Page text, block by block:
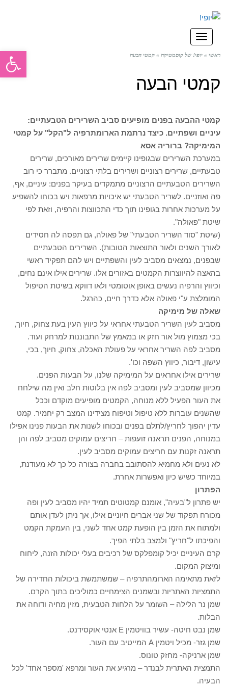
תפריט
ראשי » יופי! של קוסמטיקה » קמטי הבעה
קמטי הבעה
קמטי ההבעה בפנים מופיעים סביב השרירים הטבעתיים:
עיניים ושפתיים. כיצד נרתמת הארומתרפיה ל"הקל" על קמטי
המימיקה? ברוריה אסא
במערכת השרירים שבגופינו קיימים שרירים מאורכים, שרירים
טבעתיים, שרירים רצוניים ושרירים בלתי רצוניים. מתברר כי רוב
השרירים הטבעתיים הרצוניים מתמקדים בעיקר בפנים: עיניים, אף,
פה ואוזניים. לשריר הטבעתי יש איכויות מרפאות ויש בכוחו להשפיע
על מערכות אחרות בגופינו תוך כדי התכווצות והרפיה, וזאת לפי
שיטת "פאולה".
(שיטת "סוד השריר הטבעתי" של פאולה, גם תפסה לה חסידים
לאורך השנים ולאור התוצאות הטובות). השרירים הטבעתיים
שבפנים, נמצאים מסביב לעין והשפתיים ויש להם תפקיד ראשי
בהאצה להיווצרות הקמטים באזורים אלו. שרירים אילו אינם נחים,
וכיווץ והרפיה נעשים באופן אוטומטי ולאו דווקא בשיטת הטיפול
המומלצת ע"י פאולה אלא כדרך חיים, כהרגל.
שאלה של מימיקה
מסביב לעין השריר הטבעתי אחראי על כיווץ העין בעת צחוק, חיוך,
בכי מצמוץ מול אור חזק או במאמץ של התבוננות למרחק ועוד.
מסביב לפה השריר אחראי על פעולת האכלה, צחוק, חיוך, בכי,
עישון, דיבור, כיווץ השפה וכו'.
שרירים אילו אחראים על המימיקה שלנו, על הבעות הפנים.
מכיוון שמסביב לעין ומסביב לפה אין בלוטות חלב ואין מה שילחח
את העור הפעיל ללא מנוחה, הקמטים מופיעים מוקדם וככל
שהשנים עוברות ללא טיפול וטיפוח מצידינו המצב רק יחמיר. קמט
עדין יהפוך לחריץ/לתלם בפנים ובכוחו לשנות את הבעות פנינו אפילו
במנוחה, הפנים תראנה זועפות – חריצים עמוקים מסביב לפה והן
תראנה זקנות עם חריצים עמוקים מסביב לעין.
לא נעים ולא מחמיא להסתובב בחברה בצורה כל כך לא מעודנת,
במיוחד כשיש כיון ואפשרות אחרת.
הפתרון
יש פתרון ל"בעיה", אומנם קמטוטים תמיד יהיו מסביב לעין ופה
מכורח תפקוד של שני אברים חיוניים אילו, אך ניתן לעדן אותם
ולמתוח את הזמן בין הופעת קמט אחד לשני, בין העמקת הקמט
והפיכתו ל"חריץ" ולמצב בלתי הפיך.
קרם העיניים יכיל קומפלקס של רכיבים בעלי יכולות הזנה, ליחוח
ומיצוק המקום.
לזאת מתאימה הארומהתרפיה – שמשתמשת ביכולות החדירה של
התמציות האתריות ובשמנים הצימחיים כמוליכים בתוך הקרם.
שמן נר הלילה – השומר על הלחות הטבעית, מזין מחיה ודוחה את
הבלות.
שמן נבט חיטה- עשיר בוויטמין E אנטי אוקסידנט.
שמן גזר- מכיל ויטמין A המייטיב עם העור.
שמן ארניקה- מחזק טונוס.
התמצית האתרית לבנדר – מרגיע את העור ומרפא 'מספר אחד' לכל
הבעיה.
פתח